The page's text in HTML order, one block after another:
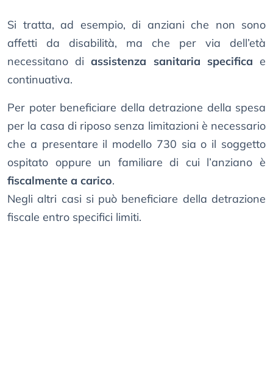
Si tratta, ad esempio, di anziani che non sono
affetti da disabilità, ma che per via dell’età
necessitano diassistenza sanitaria specifica e
continuativa.
Per poter beneficiare della detrazione della spesa
per la casa di riposo senza limitazioni è necessario
che a presentare il modello 730 sia o il soggetto
ospitato oppure un familiare di cui l’anziano è
fiscalmente a carico.
Negli altri casi si può beneficiare della detrazione
fiscale entro specifici limiti.